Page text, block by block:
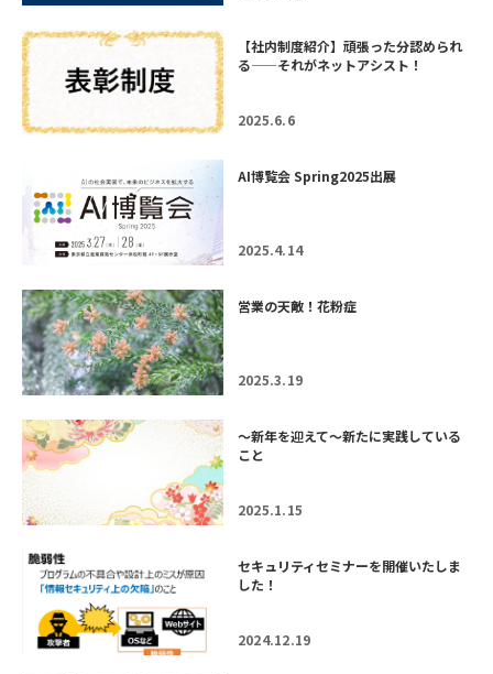
【社内制度紹介】頑張った分認められ
る——それがネットアシスト！
2025.6.6
AI博覧会 Spring2025出展
2025.4.14
営業の天敵！花粉症
2025.3.19
～新年を迎えて～新たに実践している
こと
2025.1.15
セキュリティセミナーを開催いたしま
した！
2024.12.19